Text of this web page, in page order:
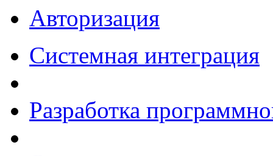
Авторизация
Системная интеграция
Разработка